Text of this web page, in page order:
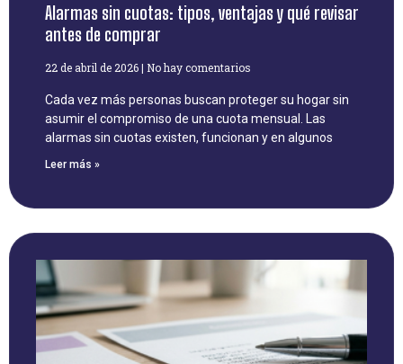
Alarmas sin cuotas: tipos, ventajas y qué revisar
antes de comprar
22 de abril de 2026 No hay comentarios
Cada vez más personas buscan proteger su hogar sin
asumir el compromiso de una cuota mensual. Las
alarmas sin cuotas existen, funcionan y en algunos
Leer más »